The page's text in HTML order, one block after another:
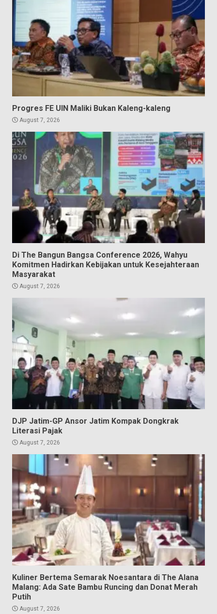
Progres FE UIN Maliki Bukan Kaleng-kaleng
August 7, 2026
Di The Bangun Bangsa Conference 2026, Wahyu
Komitmen Hadirkan Kebijakan untuk Kesejahteraan
Masyarakat
August 7, 2026
DJP Jatim-GP Ansor Jatim Kompak Dongkrak
Literasi Pajak
August 7, 2026
Kuliner Bertema Semarak Noesantara di The Alana
Malang: Ada Sate Bambu Runcing dan Donat Merah
Putih
August 7, 2026